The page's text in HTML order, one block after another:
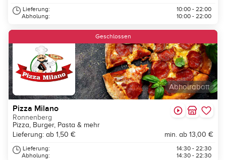
Lieferung:
Abholung:
10:00 - 22:00
10:00 - 22:00
Abholrabatt
Geschlossen
Pizza Milano
Ronnenberg
Pizza, Burger, Pasta & mehr
Lieferung: ab 1,50 €
min. ab 13,00 €
Lieferung:
Abholung:
14:30 - 22:30
14:30 - 22:30